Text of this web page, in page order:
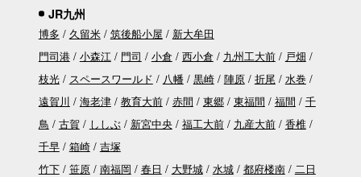
JR九州
博多 久留米 筑後船小屋
新大牟田
門司港
小森江 門司 小倉 西小倉 九州工大前
戸畑
枝光
スペースワールド 八幡 黒崎 陣原 折尾
水巻
遠賀川
海老津 教育大前 赤間 東郷 東福間 福間
千
鳥
古賀 ししぶ 新宮中央 福工大前 九産大前
香椎
千早
箱崎
吉塚
竹下
笹原 南福岡 春日 大野城 水城 都府楼南
二日